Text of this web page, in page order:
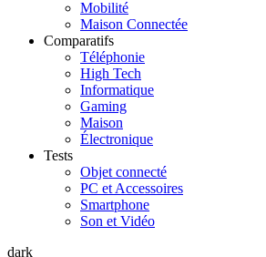
Mobilité
Maison Connectée
Comparatifs
Téléphonie
High Tech
Informatique
Gaming
Maison
Électronique
Tests
Objet connecté
PC et Accessoires
Smartphone
Son et Vidéo
dark